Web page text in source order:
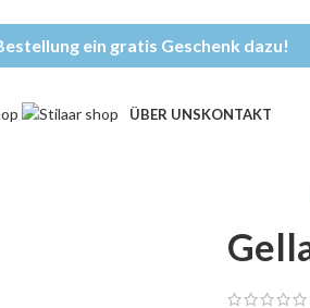
ein gratis Geschenk dazu!
ÜBER UNSKONTAKT